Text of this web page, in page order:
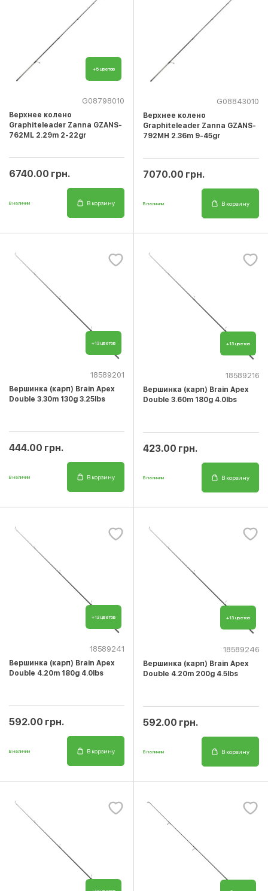
+5 цветов
G08798010
Верхнее колено
Graphiteleader Zanna GZANS-
762ML 2.29m 2-22gr
6740.00 грн.
В наличии В корзину
G08843010
Верхнее колено
Graphiteleader Zanna GZANS-
792MH 2.36m 9-45gr
7070.00 грн.
В наличии В корзину
+13 цветов
18589201
Вершинка (карп) Brain Apex
Double 3.30m 130g 3.25lbs
444.00 грн.
В наличии В корзину
+13 цветов
18589216
Вершинка (карп) Brain Apex
Double 3.60m 180g 4.0lbs
423.00 грн.
В наличии В корзину
+13 цветов
18589241
Вершинка (карп) Brain Apex
Double 4.20m 180g 4.0lbs
592.00 грн.
В наличии В корзину
+13 цветов
18589246
Вершинка (карп) Brain Apex
Double 4.20m 200g 4.5lbs
592.00 грн.
В наличии В корзину